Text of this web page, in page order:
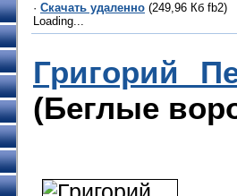
· Скачать удаленно (249,96 Кб fb2)
Loading...
Григорий
(Беглые